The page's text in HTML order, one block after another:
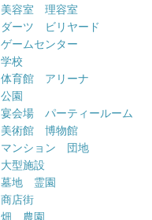
美容室 理容室
ダーツ ビリヤード
ゲームセンター
学校
体育館 アリーナ
公園
宴会場 パーティールーム
美術館 博物館
マンション 団地
大型施設
墓地 霊園
商店街
畑 農園